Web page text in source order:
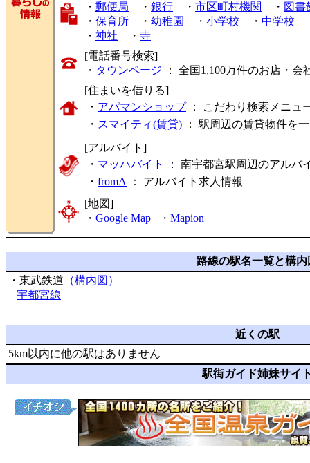
・ 郵便局 ・ 銀行 ・ 市区町村機関 ・ 図書
・ 保育所 ・ 幼稚園 ・ 小学校 ・ 中学校
・ 神社 ・ 寺
[電話番号検索]
・ タウンページ ： 全国1,100万件のお店・
[住まいを借りる]
・ アパマンショップ： こだわり検索メニュ
・ スマイティ(賃貸) ： 駅周辺の賃貸物件を
[アルバイト]
・ マッハバイト
： 南宇都宮駅周辺のアルバ
・ fromA ： アルバイト求人情報
[地図]
・ Google Map ・ Mapion
路線の駅名一覧と構内
・東武鉄道 （構内図）
宇都宮線
近くの駅
5km以内に他の駅はありません
駅街ガイド姉妹サイ